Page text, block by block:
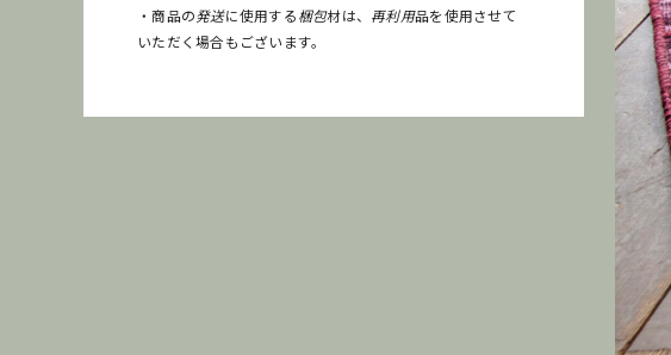
・商品の発送に使用する梱包材は、 再利用品を使用させて
いただく場合もございます。